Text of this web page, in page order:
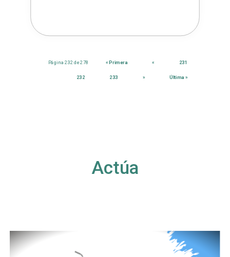
Página 232 de 278 « Primera « 231
232 233 » Última »
Actúa